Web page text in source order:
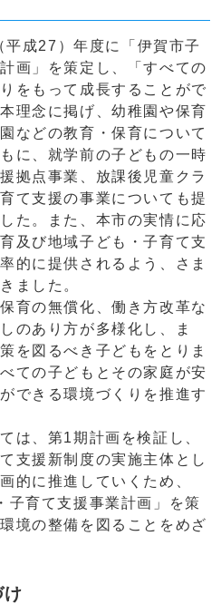
成27）年度に「伊賀市子
画」を策定し、「すべての
をもって成長することがで
理念に掲げ、幼稚園や保育
などの教育・保育について
に、就学前の子どもの一時
拠点事業、放課後児童クラ
て支援の事業についても提
た。また、本市の実情に応
及び地域子ども・子育て支
的に提供されるよう、さま
ました。
育の無償化、働き方改革な
のあり方が多様化し、ま
を図るべき子どもをとりま
ての子どもとその家庭が安
できる環境づくりを推進す
は、第1期計画を検証し、
支援新制度の実施主体とし
的に推進していくため、
子育て支援事業計画」を策
境の整備を図ることをめざ